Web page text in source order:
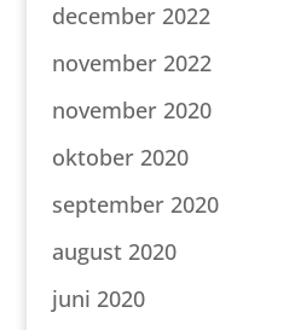
december 2022
november 2022
november 2020
oktober 2020
september 2020
august 2020
juni 2020